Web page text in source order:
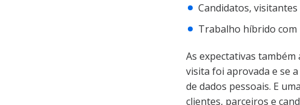
Candidatos,
Trabalho híbrido com
As expectativas
visita foi aprovada e se
de dados pessoais. E
clientes, parceiros e